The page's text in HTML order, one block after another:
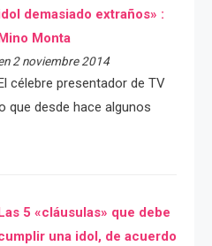
demasiado extraños» :
Mino Monta
2 noviembre 2014
El célebre presentador de TV
que desde hace algunos
5 «cláusulas» que debe
una idol, de acuerdo